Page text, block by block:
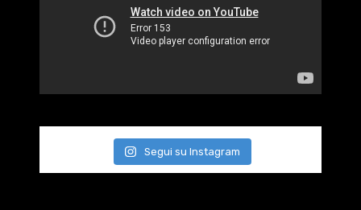
Segui su Instagram